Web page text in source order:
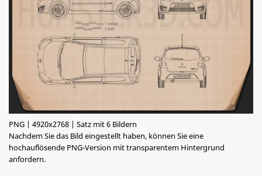
PNG | 4920x2768 | Satz mit 6 Bildern
Nachdem Sie das Bild eingestellt haben, können Sie eine
hochauflösende PNG-Version mit transparentem Hintergrund
anfordern.